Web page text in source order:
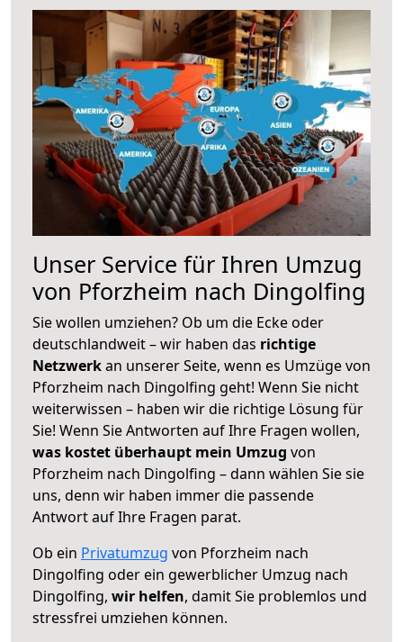
Unser Service für Ihren Umzug
von Pforzheim nach Dingolfing
Sie wollen umziehen? Ob um die Ecke oder
deutschlandweit – wir haben das richtige
Netzwerkan unserer Seite, wenn es Umzüge von
Pforzheim nach Dingolfing geht! Wenn Sie nicht
weiterwissen – haben wir die richtige Lösung für
Sie! Wenn Sie Antworten auf Ihre Fragen wollen,
was kostet überhaupt mein Umzug von
Pforzheim nach Dingolfing – dann wählen Sie sie
uns, denn wir haben immer die passende
Antwort auf Ihre Fragen parat.
Ob ein Privatumzug von Pforzheim nach
Dingolfing oder ein gewerblicher Umzug nach
Dingolfing, wir helfen, damit Sie problemlos und
stressfrei umziehen können.